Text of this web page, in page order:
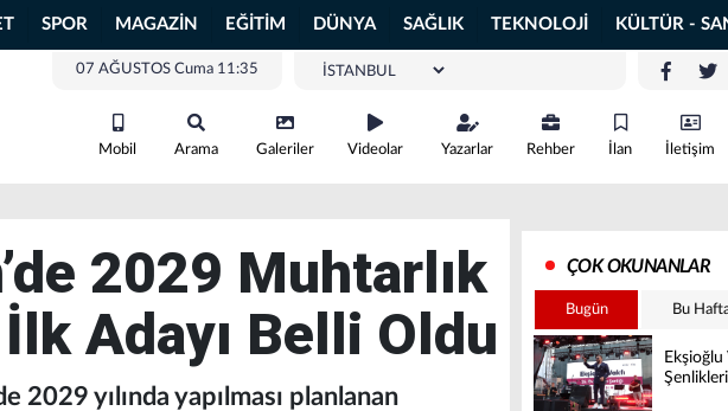
SPOR MAGAZİN EĞİTİM DÜNYA SAĞLIK TEKNOLOJİ KÜLTÜR -
07 AĞUSTOS Cuma 11:35
Mobil Arama Galeriler Videolar Yazarlar Rehber İlan İletişim
2029 Muhtarlık
Adayı Belli Oldu
2029 yılında yapılması planlanan
ÇOK OKUNANLAR
Bugün Bu
Ekşioğlu